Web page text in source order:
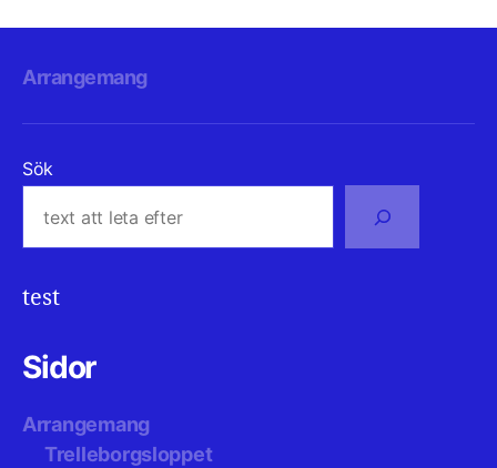
Arrangemang
Sök
test
Sidor
Arrangemang
Trelleborgsloppet